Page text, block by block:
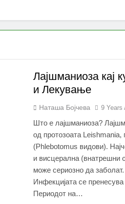
Лајшманиоза кај
и Лекување
Наташа Бојчева 9 Years
Што е лајшманиоза?
од протозоата
(Phlebotomus видови).
и висцерална (внатрешни
може сериозно да
Инфекцијата се
Периодот на…